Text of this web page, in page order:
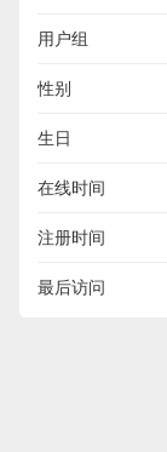
用户组
性别
生日
在线时间
注册时间
最后访问